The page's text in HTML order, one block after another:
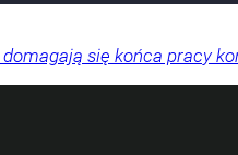
się końca pracy